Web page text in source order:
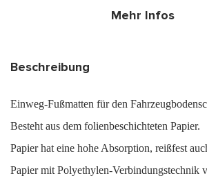
Mehr Infos
Beschreibung
Einweg-Fußmatten für den
Besteht aus dem folienbeschichteten Papier.
Papier hat eine hohe Absorption, reißfest
Papier mit Polyethylen-Verbindungstechnik